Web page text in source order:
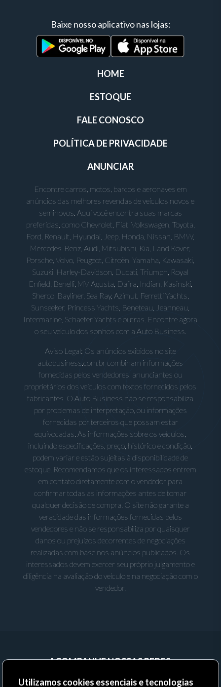
Baixe nosso aplicativo nas lojas:
HOME
ESTOQUE
FALE CONOSCO
POLÍTICA DE PRIVACIDADE
ANUNCIAR
Encontre carros, motos, barcos e aeronaves em
anúncios das melhores revendas de veículos novos e
seminovos. Aqui você encontra suas marcas
preferidas, como Chevrolet, Fiat, Volkswagen, Toyota,
Ford, Renault, Hyundai, Jeep, Honda, Nissan, BMW,
Mercedes-Benz, Audi, Mitsubishi, Kia, Land Rover,
Porsche, Volvo, Peugeot, Citroën, Yamaha, Kawasaki,
Suzuki, Harley-Davidson, Ducati, Triumph, Royal
Enfield, Benelli, MV Agusta, Dafra, Indian, Kasinski,
Sherco, Bayliner, Sea Ray, Azimut, Ferretti Yachts,
Sunseeker, Princess Yachts, Beneteau, Jeanneau,
Intermarine, Schaefer Yachts e outras. Encontre agora
o seu veículo dos sonhos com a Auto Business.
Aviso Legal: Os anúncios exibidos no site
autobusiness.com.br combinam informações
fornecidas pelos vendedores, anunciantes ou
proprietários dos veículos com textos fornecidos pelos
fabricantes. O Auto Business não se responsabiliza
por problemas de interpretação, ou informações
fornecidas por terceiros que possam estar
equivocadas. As informações sobre os veículos,
incluindo especificações, preço, histórico e condição,
podem variar e estão sujeitas à disponibilidade de
estoque. Recomendamos que os interessados entrem
em contato diretamente com o vendedor para
confirmar todas as informações antes de tomar
qualquer decisão de compra. O site não garante a
veracidade das informações fornecidas pelos
vendedores e não se responsabiliza por quaisquer
danos ou prejuízos decorrentes de negociações
realizadas com base nos anúncios publicados. Os
interessados devem exercer seu próprio julgamento e
diligência na avaliação do veículo e na negociação com o
vendedor.
ACOMPANHE NOSSAS REDES:
Utilizamos cookies essenciais e tecnologias